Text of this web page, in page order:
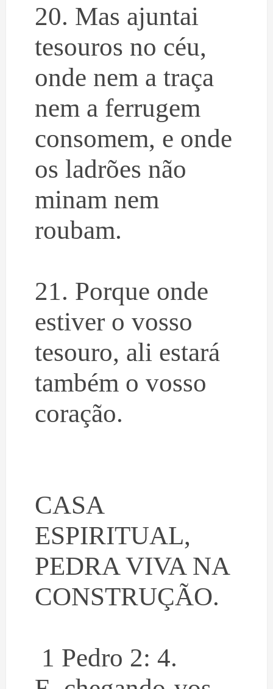
20. Mas ajuntai
tesouros no céu,
onde nem a traça
nem a ferrugem
consomem, e onde
os ladrões não
minam nem
roubam.
21. Porque onde
estiver o vosso
tesouro, ali estará
também o vosso
coração.
CASA
ESPIRITUAL,
PEDRA VIVA NA
CONSTRUÇÃO.
1 Pedro 2: 4.